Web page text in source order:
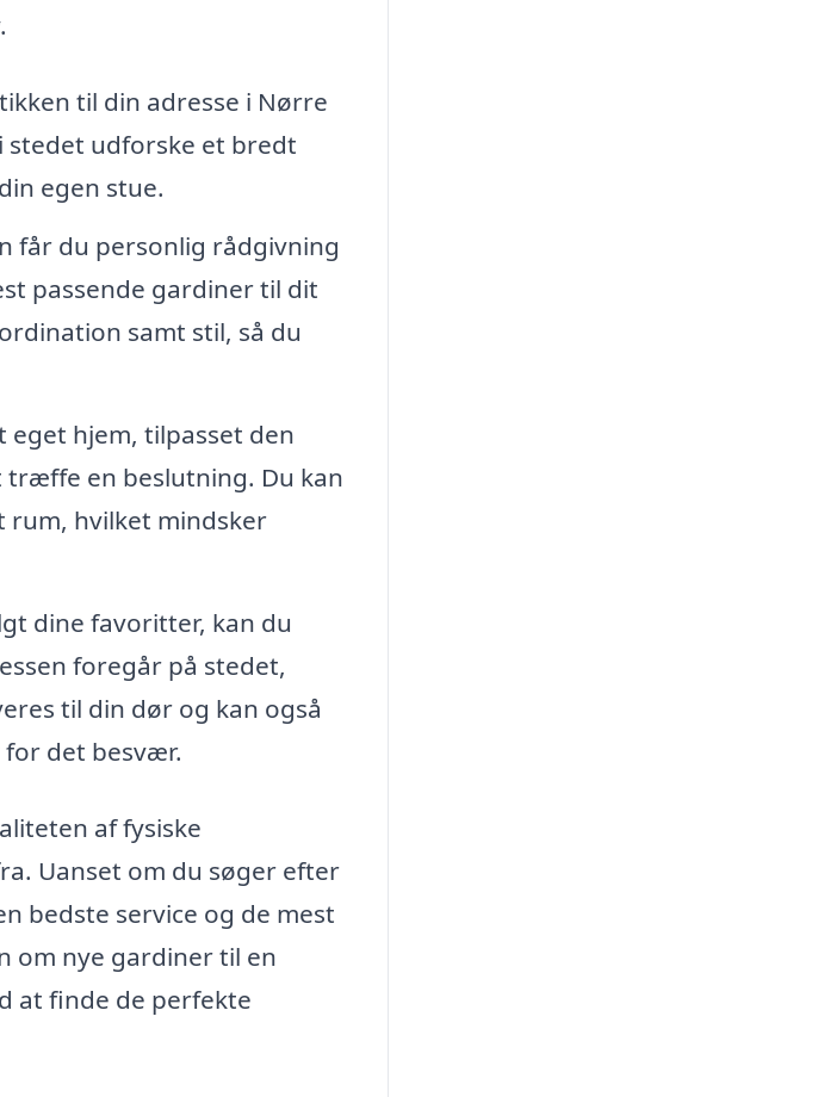
til din adresse i Nørre
stedet udforske et bredt
egen stue.
får du personlig rådgivning
passende gardiner til dit
samt stil, så du
eget hjem, tilpasset den
en beslutning. Du kan
rum, hvilket mindsker
dine favoritter, kan du
foregår på stedet,
til din dør og kan også
det besvær.
af fysiske
Uanset om du søger efter
bedste service og de mest
om nye gardiner til en
at finde de perfekte